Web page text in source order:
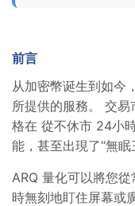
前言
从加密幣诞生到如今
所提供的服務。 交
格在 從不休市 24小
能，甚至出現了“無眠
ARQ 量化可以將您
時無刻地盯住屏幕或